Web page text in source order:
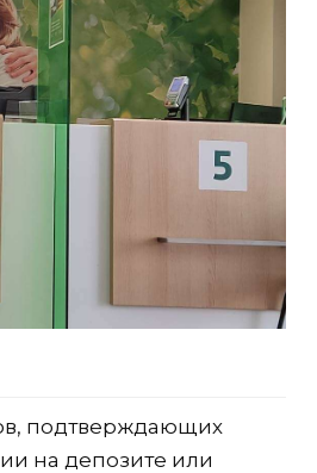
подтверждающих
на депозите или